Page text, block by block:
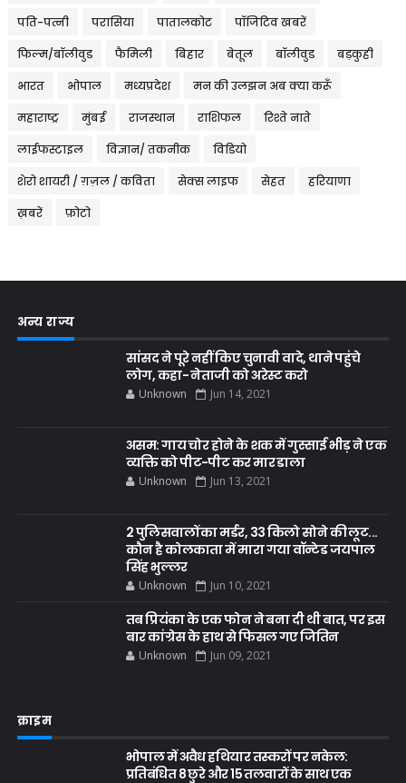
पति-पत्नी परासिया पातालकोट पॉजिटिव खबरें
फिल्म/बॉलीवुड फैमिली बिहार बेतूल बॉलीवुड बड़कुही
भारत भोपाल मध्यप्रदेश मन की उलझन अब क्या करूँ
महाराष्ट्र मुंबई राजस्थान राशिफल रिश्ते नाते
लाईफस्टाइल विज्ञान/ तकनीक विडियो
शेरो शायरी / ग़ज़ल / कविता सेक्स लाइफ सेहत हरियाणा
ख़बरें फ़ोटो
अन्य राज्य
सांसद ने पूरे नहीं किए चुनावी वादे, थाने पहुंचे
लोग, कहा- नेताजी को अरेस्ट करो
Unknown Jun 14, 2021
असम: गाय चोर होने के शक में गुस्साई भीड़ ने एक
व्यक्ति को पीट-पीट कर मार डाला
Unknown Jun 13, 2021
2 पुलिसवालों का मर्डर, 33 किलो सोने की लूट...
कौन है कोलकाता में मारा गया वॉन्टेड जयपाल
सिंह भुल्लर
Unknown Jun 10, 2021
तब प्रियंका के एक फोन ने बना दी थी बात, पर इस
बार कांग्रेस के हाथ से फिसल गए जितिन
Unknown Jun 09, 2021
क्राइम
भोपाल में अवैध हथियार तस्करों पर नकेल:
प्रतिबंधित 8 छुरे और 15 तलवारों के साथ एक